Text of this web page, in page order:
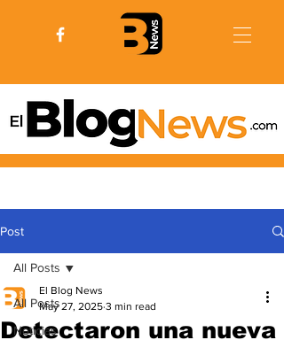
Post
All Posts
Noticias
All Posts
Detectaron una nueva
El Blog News
May 27, 2025 3 min read